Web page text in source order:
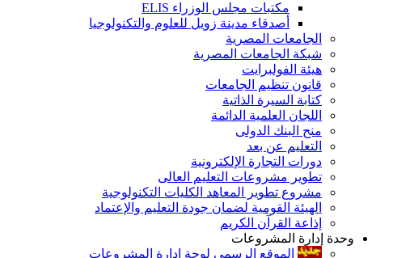
مكتبات مجلس الوزراء ELIS
أصدقاء مدينة زويل للعلوم والتكنولوجيا
الجامعات المصرية
شبكة الجامعات المصرية
هيئة الفولبرايت
قانون تنظيم الجامعات
كتابة السيرة الذاتية
اللجان العلمية الدائمة
منح البنك الدولى
التعليم عن بعد
دورات التجارة الإلكترونية
تطوير مشروعات التعليم العالى
مشروع تطوير المعاهد الكليات التكنولوجية
الهيئة القومية لضمان جودة التعليم والإعتماد
إذاعة القرآن الكريم
وحدة إدارة المشروعات
الموقع الرسمى لوحة إدارة المشروعات